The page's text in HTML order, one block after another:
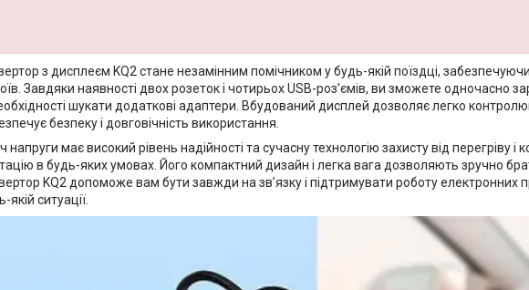
з дисплеєм KQ2 стане незамінним помічником у будь-якій поїздці,
Завдяки наявності двох розеток і чотирьох USB-роз’ємів, ви зможете одночасно
шукати додаткові адаптери. Вбудований дисплей дозволяє легко
безпеку і довговічність використання.
має високий рівень надійності та сучасну технологію захисту від перегріву
в будь-яких умовах. Його компактний дизайн і легка вага дозволяють зручно
KQ2 допоможе вам бути завжди на зв’язку і підтримувати роботу електронних
ситуації.